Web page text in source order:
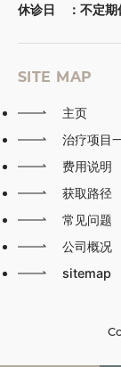
休诊日
： 不定期
SITE MAP
主页
治疗项目
费用说明
获取路径
常见问题
公司概况
sitemap